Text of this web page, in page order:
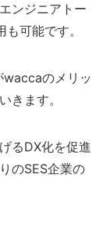
ンジニアトー
可能です。
waccaのメリッ
きます。
るDX化を促進
のSES企業の